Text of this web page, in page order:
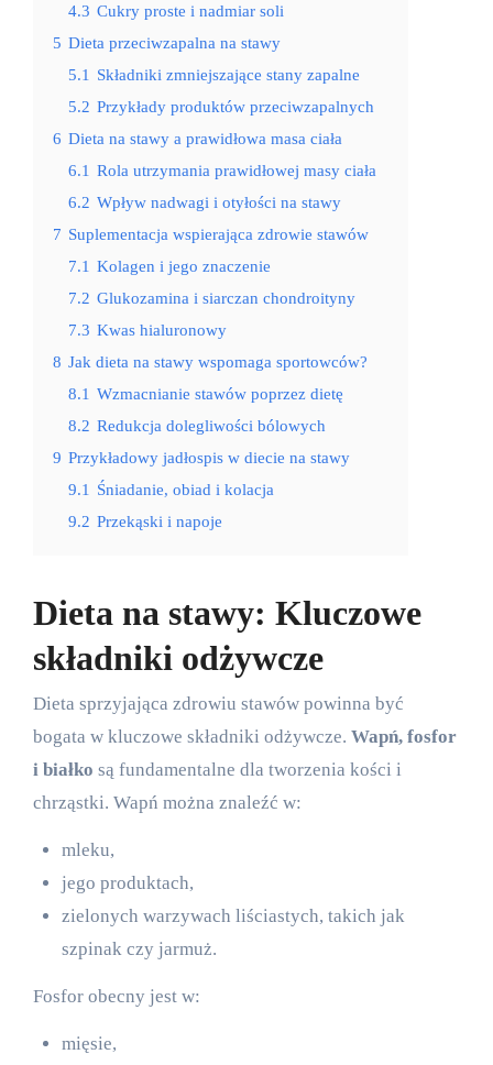
4.3 Cukry proste i nadmiar soli
5 Dieta przeciwzapalna na stawy
5.1 Składniki zmniejszające stany zapalne
5.2 Przykłady produktów przeciwzapalnych
6 Dieta na stawy a prawidłowa masa ciała
6.1 Rola utrzymania prawidłowej masy ciała
6.2 Wpływ nadwagi i otyłości na stawy
7 Suplementacja wspierająca zdrowie stawów
7.1 Kolagen i jego znaczenie
7.2 Glukozamina i siarczan chondroityny
7.3 Kwas hialuronowy
8 Jak dieta na stawy wspomaga sportowców?
8.1 Wzmacnianie stawów poprzez dietę
8.2 Redukcja dolegliwości bólowych
9 Przykładowy jadłospis w diecie na stawy
9.1 Śniadanie, obiad i kolacja
9.2 Przekąski i napoje
Dieta na stawy: Kluczowe
składniki odżywcze
Dieta sprzyjająca zdrowiu stawów powinna być
bogata w kluczowe składniki odżywcze. Wapń, fosfor
i białko są fundamentalne dla tworzenia kości i
chrząstki. Wapń można znaleźć w:
mleku,
jego produktach,
zielonych warzywach liściastych, takich jak
szpinak czy jarmuż.
Fosfor obecny jest w:
mięsie,